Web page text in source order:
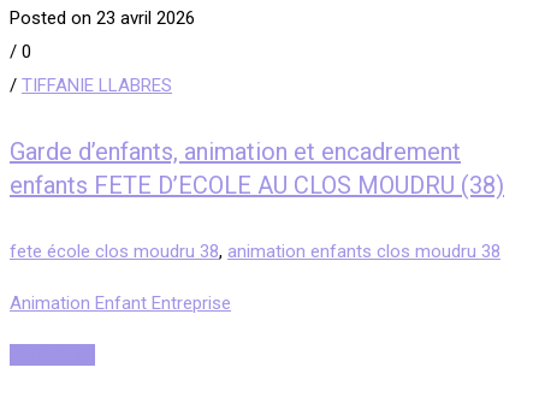
Posted on 23 avril 2026
/ 0
/ TIFFANIE LLABRES
Garde d’enfants, animation et encadrement
enfants FETE D’ECOLE AU CLOS MOUDRU (38)
fete école clos moudru 38, animation enfants clos moudru 38
Animation Enfant Entreprise